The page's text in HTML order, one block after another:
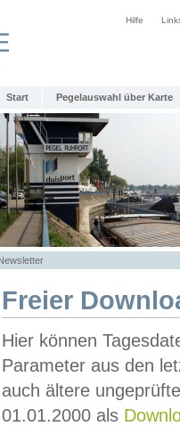
Hilfe
Start Pegelauswahl über Karte
Freier
Hier können
Parameter aus den
auch ältere
01.01.2000 als